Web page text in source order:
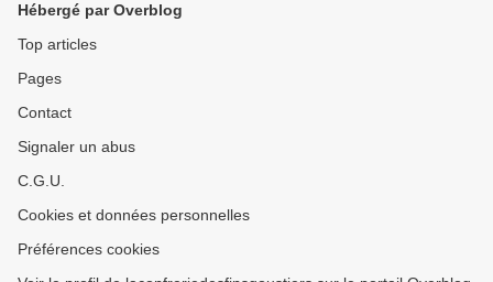
Hébergé par Overblog
Top articles
Pages
Contact
Signaler un abus
C.G.U.
Cookies et données personnelles
Préférences cookies